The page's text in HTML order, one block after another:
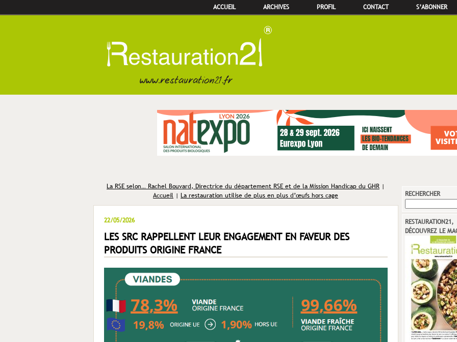
ACCUEIL ARCHIVES PROFIL CONTACT S’ABONNER
La RSE selon… Rachel Bouvard, Directrice du département RSE et de la Mission Handicap du GHR |
Accueil | La restauration utilise de plus en plus d’œufs hors cage
22/05/2026
LES SRC RAPPELLENT LEUR ENGAGEMENT EN FAVEUR DES
PRODUITS ORIGINE FRANCE
RECHERCHER
RESTAURATION21,
DÉCOUVREZ LE